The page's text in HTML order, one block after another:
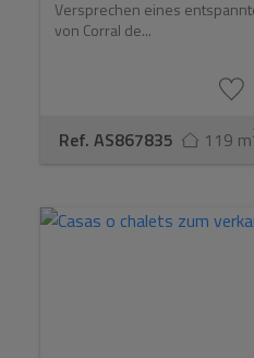
Wir beraten Sie zu
Verhandlungen sowie
Kosten wie IBI, Gemeinde,
Versprechen eines
von Corral de...
Ref. AS867835 119 m